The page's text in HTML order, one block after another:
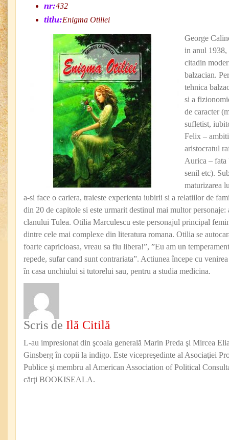
nr:432
titlu:Enigma Otiliei
George
in anul
citadin
balzacian.
tehnica
si a
de caracter
sufletist,
Felix –
aristocratul
Aurica – fata
senil etc).
maturizarea
a-si face o cariera, traieste experienta iubirii si a relatiilor de
din 20 de capitole si este urmarit destinul mai multor
clanului Tulea. Otilia Marculescu este personajul principal
dintre cele mai complexe din literatura romana. Otilia se
foarte capricioasa, vreau sa fiu libera!”, ”Eu am un
repede, sufar cand sunt contrariata”. Actiunea începe cu
în casa unchiului si tutorelui sau, pentru a studia medicina.
Scris de Ilă Citilă
L-au impresionat din şcoala generală Marin Preda şi Mircea
Ginsberg în copii la indigo. Este vicepreşedinte al Asociaţiei
Publice şi membru al American Association of Political
cărţi BOOKISEALA.